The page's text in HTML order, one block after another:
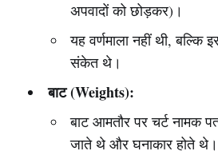
अपवादों को छोड़कर)।
यह वर्णमाला नहीं थी, बल्कि
संकेत थे।
बाट (Weights):
बाट आमतौर पर चर्ट नामक
जाते थे और घनाकार होते थे।